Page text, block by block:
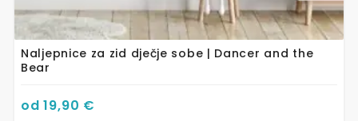
Naljepnice za zid dječje sobe | Dancer and the
Bear
od19,90 €